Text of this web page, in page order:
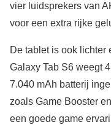
vier luidsprekers van
voor een extra rijke
De tablet is ook lichter
Galaxy Tab S6 weegt
7.040 mAh batterij
zoals Game Booster
een goede game